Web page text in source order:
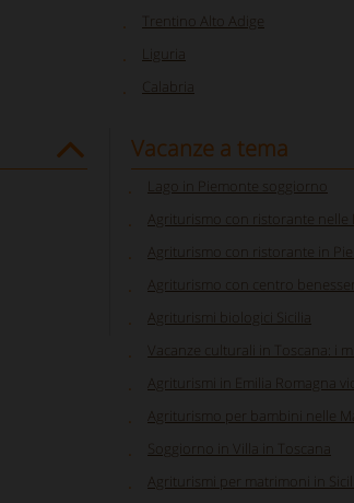
Trentino Alto Adige
Liguria
Calabria
Vacanze a tema
Lago in Piemonte soggiorno
Agriturismo con ristorante nelle
Agriturismo con ristorante in
Agriturismo con centro
Agriturismi biologici Sicilia
Vacanze culturali in Toscana: i
Agriturismi in Emilia Romagna
Agriturismo per bambini nelle
Soggiorno in Villa in Toscana
Agriturismi per matrimoni in